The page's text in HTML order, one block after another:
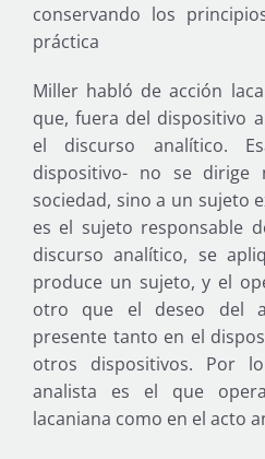
conservando los
práctica
Miller habló de acción
que, fuera del dispositivo
el discurso analítico.
dispositivo- no se
sociedad, sino a un sujeto
es el sujeto responsable
discurso analítico, se
produce un sujeto, y el
otro que el deseo del
presente tanto en el
otros dispositivos. Por
analista es el que
lacaniana como en el acto